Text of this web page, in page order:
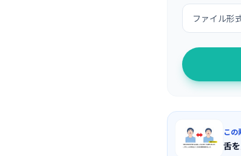
ファイル形
この
舌